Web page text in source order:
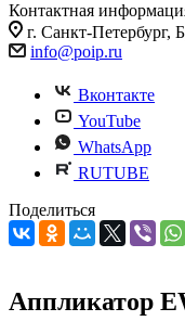
Контактная
г. Санкт-Петербург,
info@poip.ru
Вконтакте
YouTube
WhatsApp
RUTUBE
Поделиться
Аппликатор